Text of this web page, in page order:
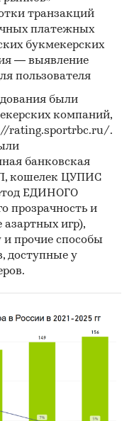
информация по
дрожжей:Саф-
пищевых
«Пензенский»,
рынка
обзоры рынков
представлен
пекарных
транзакций
платежных
букмекерских
— выявление
пользователя
были
компаний,
rating.sportrbc.ru/.
банковская
кошелек ЦУПИС
ЕДИНОГО
прозрачность и
азартных игр),
прочие способы
доступные у